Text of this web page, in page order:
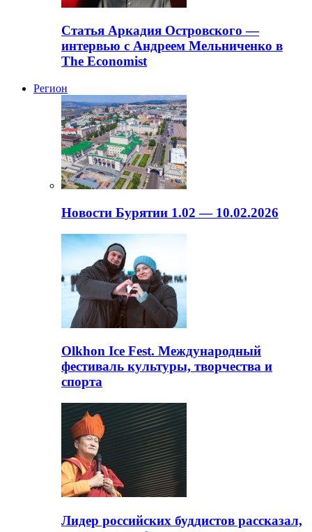
Статья Аркадия Островского —
интервью с Андреем Мельниченко в
The Economist
Регион
Новости Бурятии 1.02 — 10.02.2026
Olkhon Ice Fest. Международный
фестиваль культуры, творчества и
спорта
Лидер российских буддистов рассказал,